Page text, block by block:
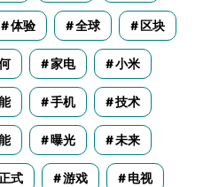
体验 全球 区块
家电 小米
手机 技术
曝光 未来
式 游戏 电视